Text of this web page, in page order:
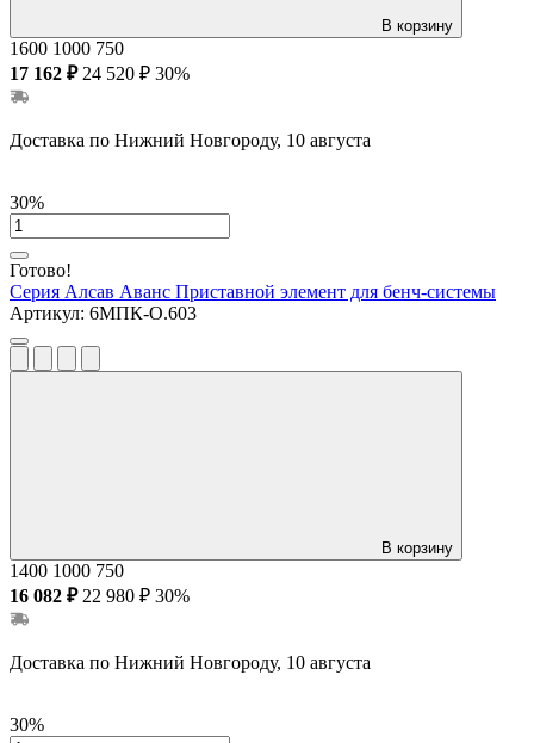
В корзину
1600 1000 750
17 162 ₽ 24 520 ₽ 30%
Доставка по Нижний Новгороду, 10 августа
30%
Готово!
Серия Алсав Аванс Приставной элемент для бенч-системы
Артикул: 6МПК-О.603
В корзину
1400 1000 750
16 082 ₽ 22 980 ₽ 30%
Доставка по Нижний Новгороду, 10 августа
30%